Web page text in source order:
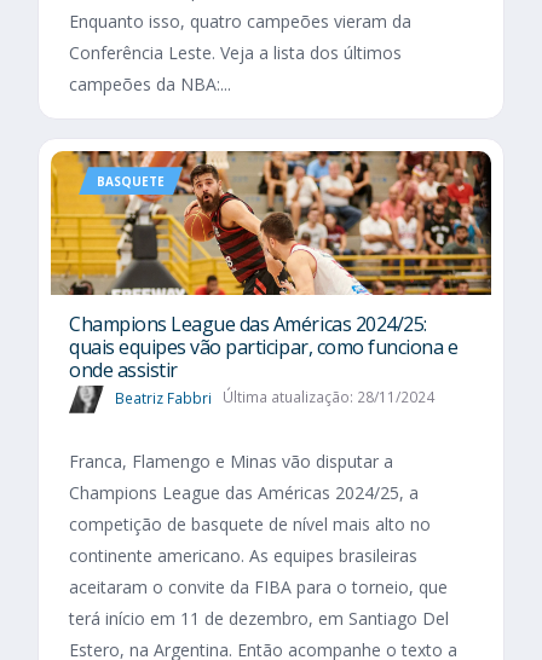
Enquanto isso, quatro campeões vieram da
Conferência Leste. Veja a lista dos últimos
campeões da NBA:...
BASQUETE
Champions League das Américas 2024/25:
quais equipes vão participar, como funciona e
onde assistir
Beatriz Fabbri Última atualização: 28/11/2024
Franca, Flamengo e Minas vão disputar a
Champions League das Américas 2024/25, a
competição de basquete de nível mais alto no
continente americano. As equipes brasileiras
aceitaram o convite da FIBA para o torneio, que
terá início em 11 de dezembro, em Santiago Del
Estero, na Argentina. Então acompanhe o texto a